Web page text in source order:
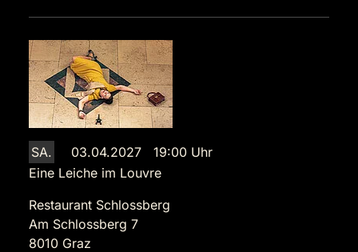
SA.
03.04.2027 19:00 Uhr
Eine Leiche im Louvre
Restaurant Schlossberg
Am Schlossberg 7
8010 Graz